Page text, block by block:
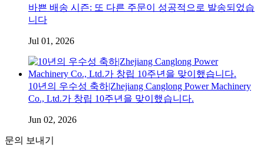
바쁜 배송 시즌: 또 다른 주문이 성공적으로 발송되었습
니다
Jul 01, 2026
10년의 우수성 축하|Zhejiang Canglong Power Machinery
Co., Ltd.가 창립 10주년을 맞이했습니다.
Jun 02, 2026
문의 보내기